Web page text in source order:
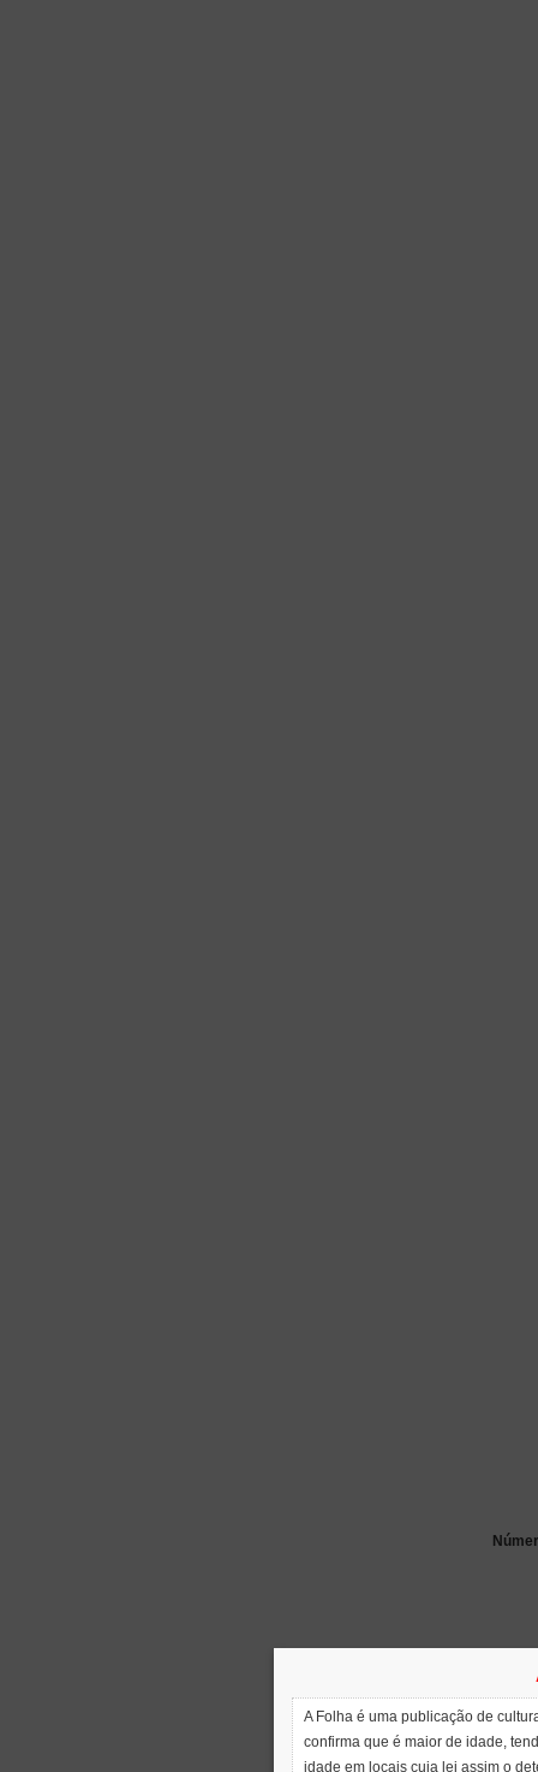
A Folha é uma publicação de
confirma que é maior de idade,
idade em locais cuja lei assim o